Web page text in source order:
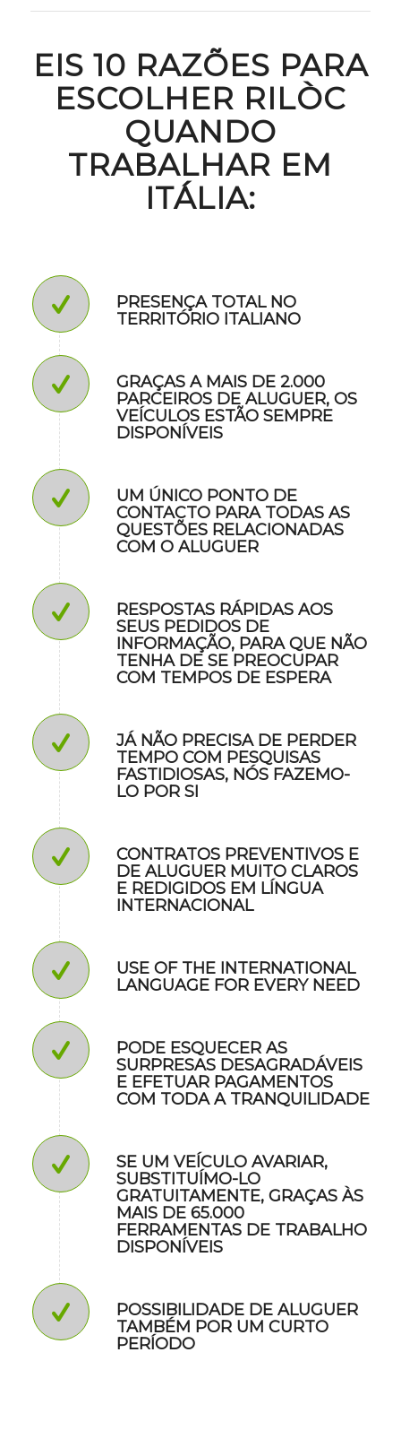
EIS 10 RAZÕES PARA
ESCOLHER RILÒC
QUANDO
TRABALHAR EM
ITÁLIA:
PRESENÇA TOTAL NO
TERRITÓRIO ITALIANO
GRAÇAS A MAIS DE 2.000
PARCEIROS DE ALUGUER, OS
VEÍCULOS ESTÃO SEMPRE
DISPONÍVEIS
UM ÚNICO PONTO DE
CONTACTO PARA TODAS AS
QUESTÕES RELACIONADAS
COM O ALUGUER
RESPOSTAS RÁPIDAS AOS
SEUS PEDIDOS DE
INFORMAÇÃO, PARA QUE NÃO
TENHA DE SE PREOCUPAR
COM TEMPOS DE ESPERA
JÁ NÃO PRECISA DE PERDER
TEMPO COM PESQUISAS
FASTIDIOSAS, NÓS FAZEMO-
LO POR SI
CONTRATOS PREVENTIVOS E
DE ALUGUER MUITO CLAROS
E REDIGIDOS EM LÍNGUA
INTERNACIONAL
USE OF THE INTERNATIONAL
LANGUAGE FOR EVERY NEED
PODE ESQUECER AS
SURPRESAS DESAGRADÁVEIS
E EFETUAR PAGAMENTOS
COM TODA A TRANQUILIDADE
SE UM VEÍCULO AVARIAR,
SUBSTITUÍMO-LO
GRATUITAMENTE, GRAÇAS ÀS
MAIS DE 65.000
FERRAMENTAS DE TRABALHO
DISPONÍVEIS
POSSIBILIDADE DE ALUGUER
TAMBÉM POR UM CURTO
PERÍODO